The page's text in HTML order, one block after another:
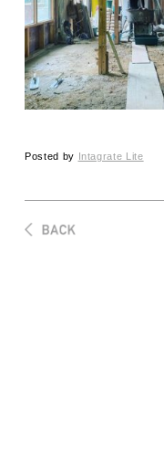
Posted by Intagrate Lite